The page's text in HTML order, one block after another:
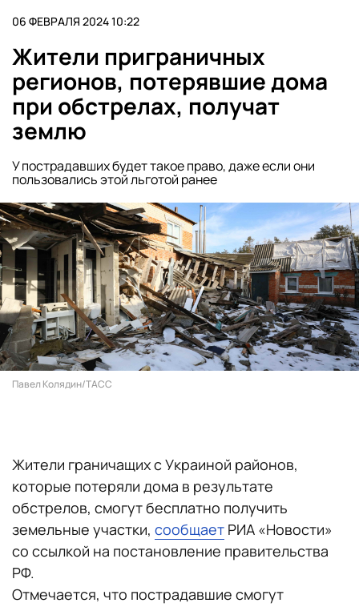
06 ФЕВРАЛЯ 2024 10:22
Жители приграничных
регионов, потерявшие дома
при обстрелах, получат
землю
У пострадавших будет такое право, даже если они
пользовались этой льготой ранее
Павел Колядин/ТАСС
Жители граничащих с Украиной районов,
которые потеряли дома в результате
обстрелов, смогут бесплатно получить
земельные участки, сообщает РИА «Новости»
со ссылкой на постановление правительства
РФ.
Отмечается, что пострадавшие смогут